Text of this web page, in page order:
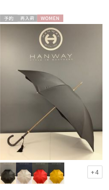
予約 再入 WOME
N
+4